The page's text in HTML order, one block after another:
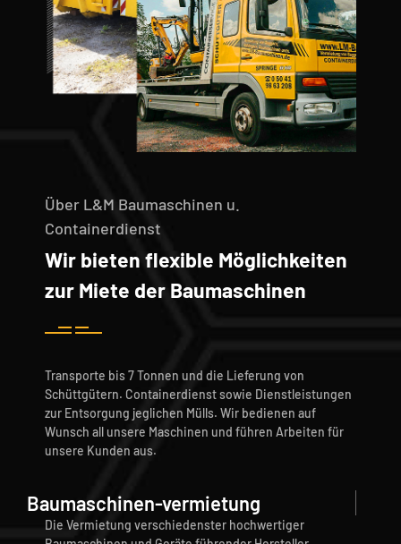
Über L&M Baumaschinen u.
Containerdienst
Wir bieten flexible Möglichkeiten
zur Miete der Baumaschinen
Transporte bis 7 Tonnen und die Lieferung von
Schüttgütern. Containerdienst sowie Dienstleistungen
zur Entsorgung jeglichen Mülls. Wir bedienen auf
Wunsch all unsere Maschinen und führen Arbeiten für
unsere Kunden aus.
Baumaschinen-vermietung
Die Vermietung verschiedenster hochwertiger